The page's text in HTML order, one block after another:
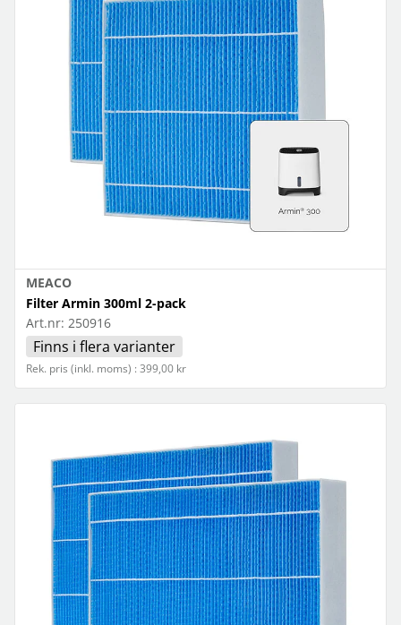
MEACO
Filter Armin 300ml 2-pack
Art.nr: 250916
Finns i flera varianter
Rek. pris (inkl. moms) : 399,00 kr